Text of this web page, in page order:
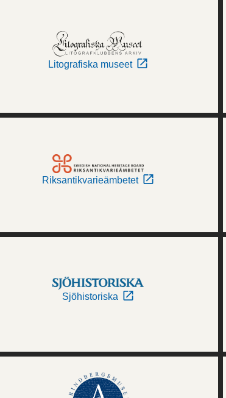
Litografiska museet
Riksantikvarieämbetet
Sjöhistoriska